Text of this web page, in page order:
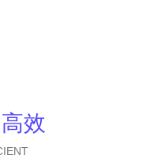
效